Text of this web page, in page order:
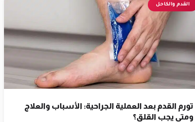
القدم والكاحل
تورم القدم بعد العملية الجراحية: الأسباب والعلاج
ومتى يجب القلق؟